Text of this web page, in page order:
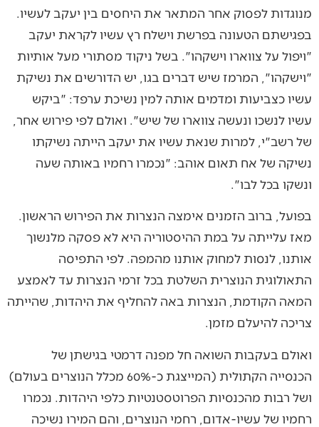
מנוגדות לפסוק אחר המתאר את היחסים בין יעקב לעשיו.
בפגישתם הטעונה בפרשת וישלח רץ עשיו לקראת יעקב
"ויפול על צווארו וישקהו". בשל ניקוד מסתורי מעל אותיות
"וישקהו", המרמז שיש דברים בגו, יש הדורשים את נשיקת
עשיו כצביעות ומדמים אותה למין נשיכת ערפד: "ביקש
עשיו לנשכו ונעשה צווארו של שיש". ואולם לפי פירוש אחר,
של רשב"י, למרות שנאת עשיו את יעקב הייתה נשיקתו
נשיקה של אח תאום אוהב: "נכמרו רחמיו באותה שעה
ונשקו בכל לבו".
בפועל, ברוב הזמנים אימצה הנצרות את הפירוש הראשון.
מאז עלייתה על במת ההיסטוריה היא לא פסקה מלנשוך
אותנו, לנסות למחוק אותנו מהמפה. לפי התפיסה
התאולוגית הנוצרית השלטת בכל זרמי הנצרות עד לאמצע
המאה הקודמת, הנצרות באה להחליף את היהדות, שהייתה
צריכה להיעלם מזמן.
ואולם בעקבות השואה חל מפנה דרמטי בגישתן של
הכנסייה הקתולית (המייצגת כ-60% מכלל הנוצרים בעולם)
ושל רבות מהכנסיות הפרוטסטנטיות כלפי היהדות. נכמרו
רחמיו של עשיו-אדום, רחמי הנוצרים, והם המירו נשיכה